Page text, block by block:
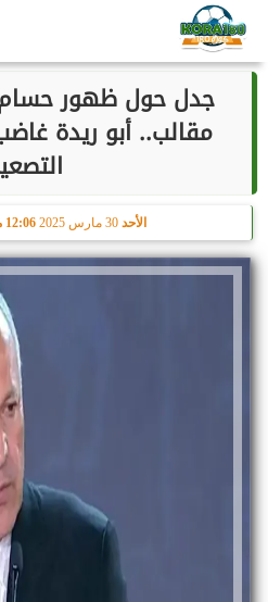
جدل حول ظهور
مقالب.. أبو ريدة
الأحد 30 مارس 2025 12:06 مـ